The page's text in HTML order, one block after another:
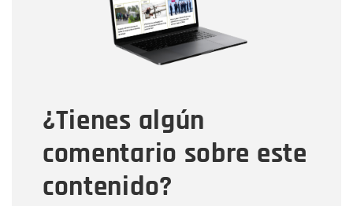
¿Tienes algún
comentario sobre este
contenido?
Tipo de comentario
Mensaje